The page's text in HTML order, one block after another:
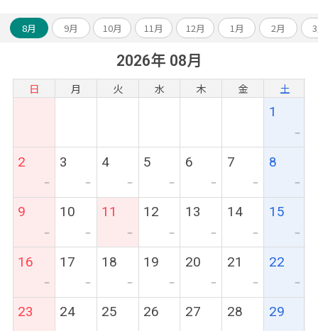
8月 9月 10月 11月 12月 1月 2月
2026年 08月
日 月 火 水 木 金 土
1
ー
2
ー
3
ー
4
ー
5
ー
6
ー
7
ー
8
ー
9
ー
10
ー
11
ー
12
ー
13
ー
14
ー
15
ー
16
ー
17
ー
18
ー
19
ー
20
ー
21
ー
22
ー
23 24 25 26 27 28 29